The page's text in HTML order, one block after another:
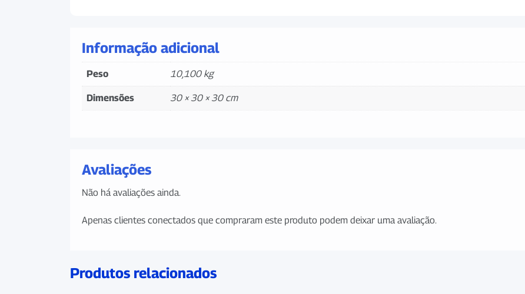
Informação adicional
Peso 10,100 kg
Dimensões 30 × 30 × 30 cm
Avaliações
Não há avaliações ainda.
Apenas clientes conectados que compraram este produto podem deixar uma avaliação.
Produtos relacionados